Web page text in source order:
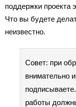
поддержки проекта
Что вы будете
неизвестно.
Совет: при
внимательно
работы